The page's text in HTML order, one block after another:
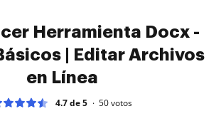
Herramienta Docx -
| Editar Archivos
en Línea
4.7 de 5 50votos